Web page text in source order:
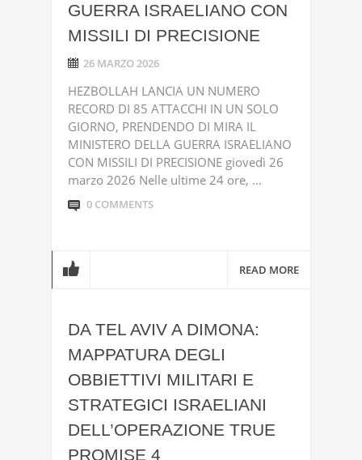
GUERRA ISRAELIANO CON
MISSILI DI PRECISIONE
26 MARZO 2026
HEZBOLLAH LANCIA UN NUMERO
RECORD DI 85 ATTACCHI IN UN SOLO
GIORNO, PRENDENDO DI MIRA IL
MINISTERO DELLA GUERRA ISRAELIANO
CON MISSILI DI PRECISIONE giovedì 26
marzo 2026 Nelle ultime 24 ore, ...
0 COMMENTS
READ MORE
DA TEL AVIV A DIMONA:
MAPPATURA DEGLI
OBBIETTIVI MILITARI E
STRATEGICI ISRAELIANI
DELL’OPERAZIONE TRUE
PROMISE 4